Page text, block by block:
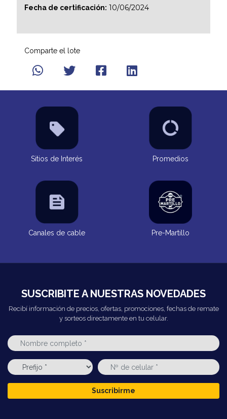
Fecha de certificación: 10/06/2024
Comparte el lote
Sitios de Interés Promedios
Canales de cable Pre-Martillo
SUSCRIBITE A NUESTRAS NOVEDADES
Recibí información de precios, ofertas, promociones, fechas de remate
y sorteos directamente en tu celular.
Suscribirme